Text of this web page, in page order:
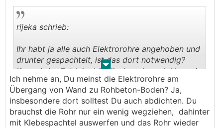
. .
rijeka schrieb:
Ihr habt ja alle auch Elektrorohre angehoben und
drunter gespachtelt, ist das dort notwendig?
Kommt der Estrich nicht dort auch noch hin und
verschließt? Oder ist der Estrich als luftdichte
Ebene ungeeignet?
Ich nehme an, Du meinst die Elektrorohre am
Übergang von Wand zu Rohbeton-Boden? Ja,
insbesondere dort solltest Du auch abdichten. Du
brauchst die Rohr nur ein wenig wegziehen, dahinter
mit Klebespachtel auswerfen und das Rohr wieder